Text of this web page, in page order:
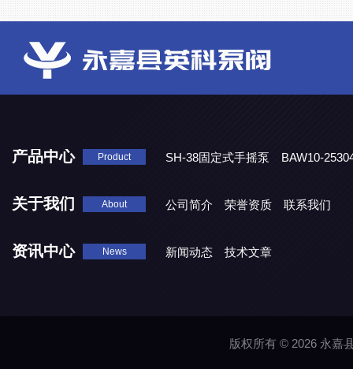
产品中心 Product SH-38固定式手摇泵
BAW10-
关于我们 About 公司简介 荣誉资质 联系我们
资讯中心 News 新闻动态 技术文章
版权所有 © 2026 永嘉